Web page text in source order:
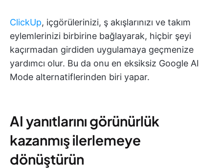
ClickUp, içgörülerinizi, ş akışlarınızı ve takım
eylemlerinizi birbirine bağlayarak, hiçbir şeyi
kaçırmadan girdiden uygulamaya geçmenize
yardımcı olur. Bu da onu en eksiksiz Google AI
Mode alternatiflerinden biri yapar.
AI yanıtlarını görünürlük
kazanmış ilerlemeye
dönüştürün